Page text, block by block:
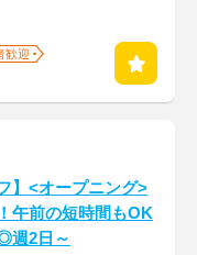
歓迎
】<オープニング>
午前の短時間もOK
週2日～